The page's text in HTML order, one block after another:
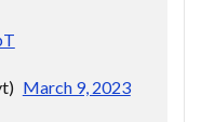
March 9, 2023